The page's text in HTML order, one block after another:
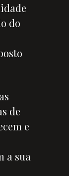
do
de
e
a sua